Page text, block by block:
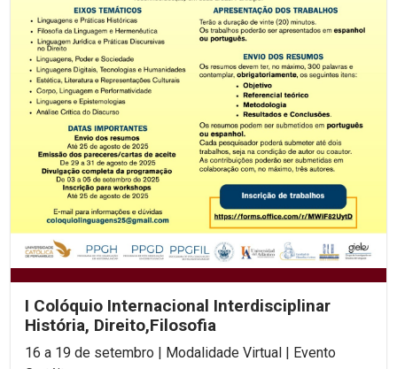
I Colóquio Internacional Interdisciplinar
História, Direito,Filosofia
16 a 19 de setembro | Modalidade Virtual | Evento